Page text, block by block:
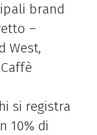
brand
–
West,
si registra
10% di